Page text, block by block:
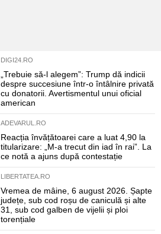
DIGI24.RO
„Trebuie să-l alegem”: Trump dă indicii
despre succesiune într-o întâlnire privată
cu donatorii. Avertismentul unui oficial
american
ADEVARUL.RO
Reacția învățătoarei care a luat 4,90 la
titularizare: „M-a trecut din iad în rai”. La
ce notă a ajuns după contestație
LIBERTATEA.RO
Vremea de mâine, 6 august 2026. Șapte
județe, sub cod roșu de caniculă și alte
31, sub cod galben de vijelii și ploi
torențiale